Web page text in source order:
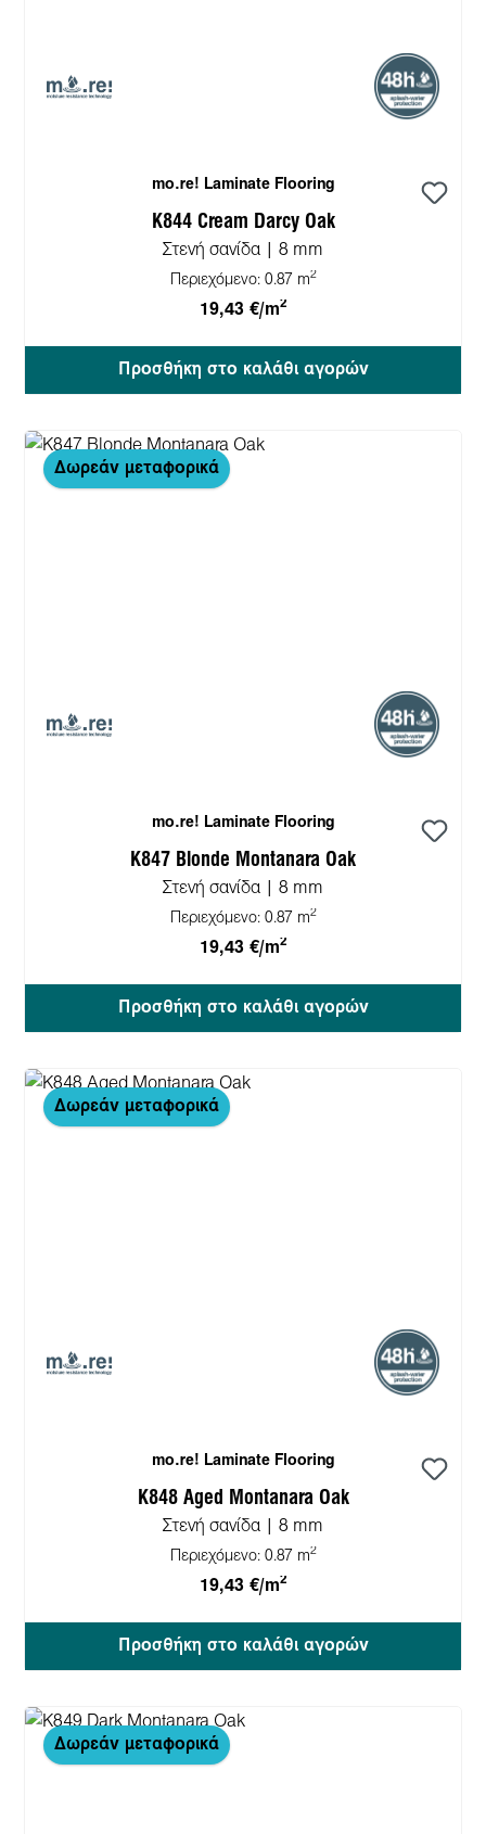
mo.re! Laminate Flooring
K844 Cream Darcy Oak
Στενή σανίδα | 8 mm
Περιεχόμενο: 0.87 m2
19,43 €/m2
Προσθήκη στο καλάθι αγορών
Δωρεάν μεταφορικά
mo.re! Laminate Flooring
K847 Blonde Montanara Oak
Στενή σανίδα | 8 mm
Περιεχόμενο: 0.87 m2
19,43 €/m2
Προσθήκη στο καλάθι αγορών
Δωρεάν μεταφορικά
mo.re! Laminate Flooring
K848 Aged Montanara Oak
Στενή σανίδα | 8 mm
Περιεχόμενο: 0.87 m2
19,43 €/m2
Προσθήκη στο καλάθι αγορών
Δωρεάν μεταφορικά